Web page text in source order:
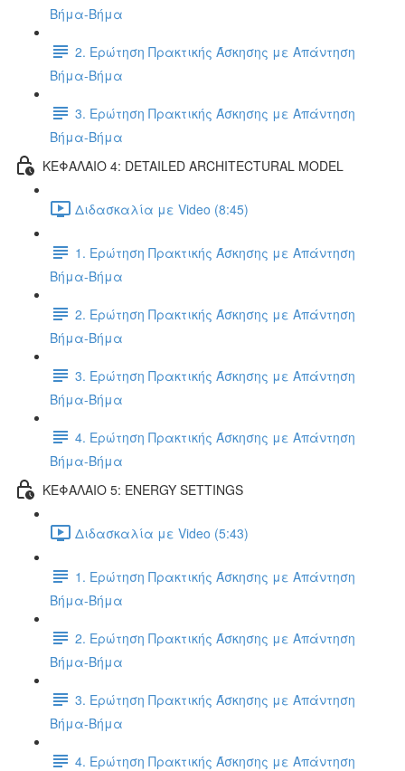
Βήμα-Βήμα
2. Ερώτηση Πρακτικής Άσκησης με Απάντηση
Βήμα-Βήμα
3. Ερώτηση Πρακτικής Άσκησης με Απάντηση
Βήμα-Βήμα
ΚΕΦΑΛΑΙΟ 4: DETAILED ARCHITECTURAL MODEL
Διδασκαλία με Video (8:45)
1. Ερώτηση Πρακτικής Άσκησης με Απάντηση
Βήμα-Βήμα
2. Ερώτηση Πρακτικής Άσκησης με Απάντηση
Βήμα-Βήμα
3. Ερώτηση Πρακτικής Άσκησης με Απάντηση
Βήμα-Βήμα
4. Ερώτηση Πρακτικής Άσκησης με Απάντηση
Βήμα-Βήμα
ΚΕΦΑΛΑΙΟ 5: ENERGY SETTINGS
Διδασκαλία με Video (5:43)
1. Ερώτηση Πρακτικής Άσκησης με Απάντηση
Βήμα-Βήμα
2. Ερώτηση Πρακτικής Άσκησης με Απάντηση
Βήμα-Βήμα
3. Ερώτηση Πρακτικής Άσκησης με Απάντηση
Βήμα-Βήμα
4. Ερώτηση Πρακτικής Άσκησης με Απάντηση